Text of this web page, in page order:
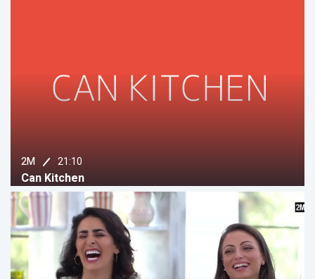
2M 21:10
Can Kitchen